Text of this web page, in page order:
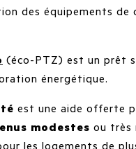
des équipements de
(éco-PTZ) est un prêt
énergétique.
est une aide offerte
modestes ou très
les logements de